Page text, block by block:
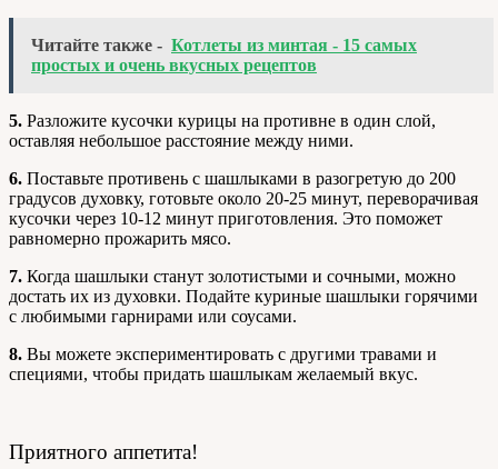
Читайте также - Котлеты из минтая - 15 самых
простых и очень вкусных рецептов
5. Разложите кусочки курицы на противне в один слой,
оставляя небольшое расстояние между ними.
6. Поставьте противень с шашлыками в разогретую до 200
градусов духовку, готовьте около 20-25 минут, переворачивая
кусочки через 10-12 минут приготовления. Это поможет
равномерно прожарить мясо.
7. Когда шашлыки станут золотистыми и сочными, можно
достать их из духовки. Подайте куриные шашлыки горячими
с любимыми гарнирами или соусами.
8. Вы можете экспериментировать с другими травами и
специями, чтобы придать шашлыкам желаемый вкус.
Приятного аппетита!